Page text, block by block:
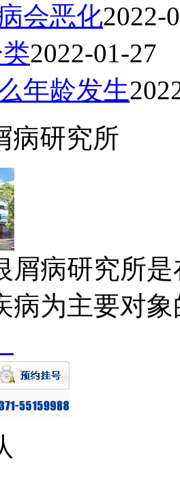
会恶化2022-
2022-01-27
年龄发生
病研究所
屑病研究所
病为主要对